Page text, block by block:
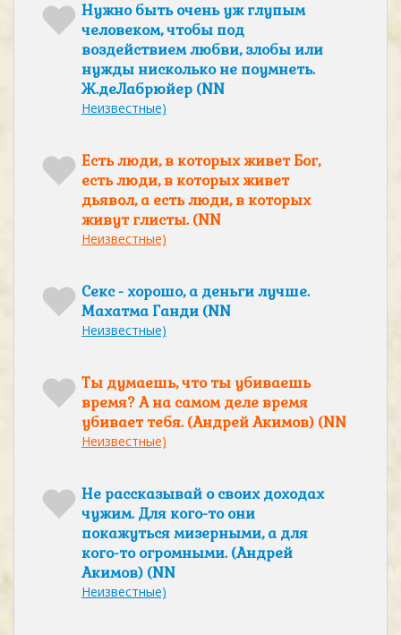
Нужно быть очень уж глупым
человеком, чтобы под
воздействием любви, злобы или
нужды нисколько не поумнеть.
Ж.деЛабрюйер (NN
Неизвестные)
Есть люди, в которых живет Бог,
есть люди, в которых живет
дьявол, а есть люди, в которых
живут глисты. (NN
Неизвестные)
Секс - хорошо, а деньги лучше.
Махатма Ганди (NN
Неизвестные)
Ты думаешь, что ты убиваешь
время? А на самом деле время
убивает тебя. (Андрей Акимов) (NN
Неизвестные)
Не рассказывай о своих доходах
чужим. Для кого-то они
покажуться мизерными, а для
кого-то огромными. (Андрей
Акимов) (NN
Неизвестные)